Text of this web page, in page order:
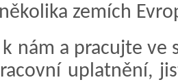
zemích
nám a pracujte ve
uplatnění,